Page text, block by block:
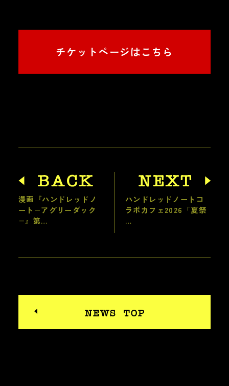
チケットページはこちら
漫画『ハンドレッドノ
ート−アグリーダック
−』第…
ハンドレッドノートコ
ラボカフェ2026「夏祭
…
NEWS TOP